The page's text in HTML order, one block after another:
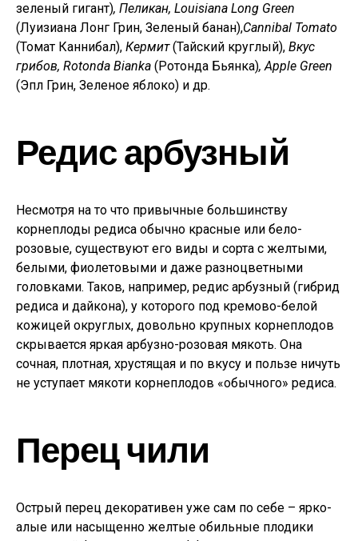
зеленый гигант), Пеликан, Louisiana Long Green
(Луизиана Лонг Грин, Зеленый банан),Cannibal Tomato
(Томат Каннибал), Кермит(Тайский круглый), Вкус
грибов, Rotonda Bianka (Ротонда Бьянка),Apple Green
(Эпл Грин, Зеленое яблоко) и др.
Редис арбузный
Несмотря на то что привычные большинству
корнеплоды редиса обычно красные или бело-
розовые, существуют его виды и сорта с желтыми,
белыми, фиолетовыми и даже разноцветными
головками. Таков, например, редис арбузный (гибрид
редиса и дайкона), у которого под кремово-белой
кожицей округлых, довольно крупных корнеплодов
скрывается яркая арбузно-розовая мякоть. Она
сочная, плотная, хрустящая и по вкусу и пользе ничуть
не уступает мякоти корнеплодов «обычного» редиса.
Перец чили
Острый перец декоративен уже сам по себе – ярко-
алые или насыщенно желтые обильные плодики